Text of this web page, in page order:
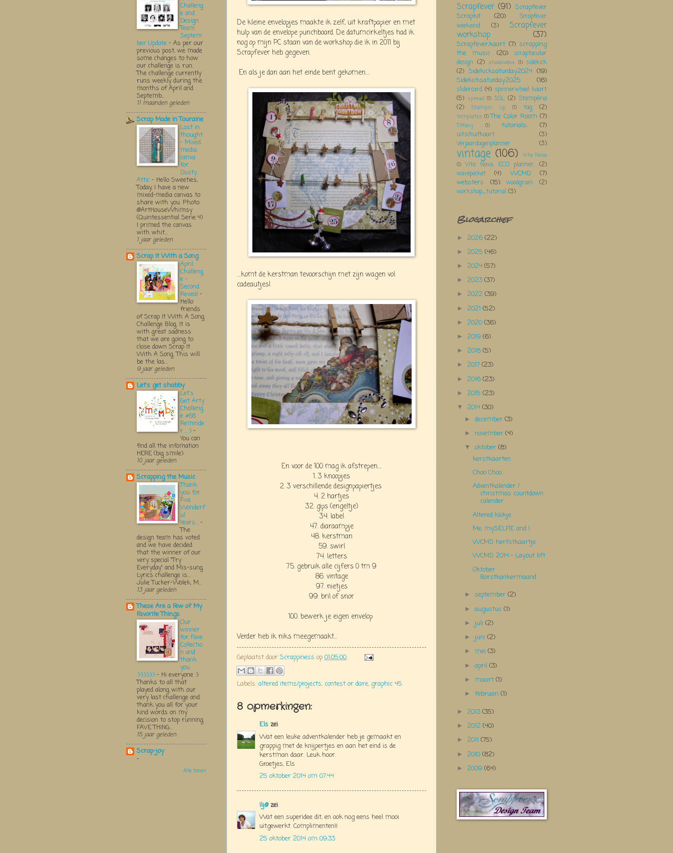
De kleine envelopjes maakte ik zelf, uit kraftpapier en met
hulp van de envelope punchboard. De datumcirkeltjes had ik
nog op mijn PC staan van de workshop die ik in 2011 bij
Scrapfever heb gegeven.
En als je dan aan het einde bent gekomen....
....komt de kerstman tevoorschijn met zijn wagen vol
cadeautjes!
En voor de 100 mag ik afstrepen….
1. 3 knoopjes
2. 3 verschillende designpapiertjes
4. 2 hartjes
32. gips (engeltje)
34. label
47. diaraampje
48. kerstman
59. swirl
74. letters
75. gebruik alle cijfers 0 tm 9
86. vintage
97. nietjes
99. bril of snor
100. bewerk je eigen envelop
Verder heb ik niks meegemaakt...
Geplaatst door Scrappiness op 01:05:00
Labels: altered items/projects, contest or dare, graphic 45
8 opmerkingen:
Els zei
Wat een leuke adventkalender heb je gemaakt en
grappig met de knijpertjes en aan het eind is de
kerstman daar. Leuk hoor.
Groetjes, Els
25 oktober 2014 om 07:44
Ilj@zei
Wat een superidee dit, en ook nog eens heel mooi
uitgewerkt. Complimenten!!
25 oktober 2014 om 09:33
Challeng
e and
Design
Team
Septem
ber Update - As per our
previous post, we made
some changes to how
our challenge is run.
The challenge currently
runs weekly during the
months of April and
Septemb...
11 maanden geleden
Scrap Made in Touraine
Lost in
thought
- Mixed
media
canva
for
Dusty
Attic - Hello Sweeties,
Today, I have a new
mixed-media canvas to
share with you. Photo:
@ArtHouseWhimsy
(Quintessential Serie 4)
I primed the canvas
with whit...
1 jaar geleden
Scrap It With a Song
April
Challeng
e -
Second
Reveal -
Hello
friends
of Scrap It With A Song
Challenge Blog. It is
with great sadness
that we are going to
close down Scrap It
With A Song. This will
be the las...
9 jaar geleden
Let's get shabby
Let's
Get Arty
Challeng
e #68
Reminde
r.....:) -
You can
find all the infomation
HERE (big smile)
10 jaar geleden
Scrapping the Music
Thank
you for
Five
Wonderf
ul
Years... -
The
design team has voted
and we have decided
that the winner of our
very special "Try
Everyday" and Mis-sung
Lyrics challenge is...
Julie Tucker-Wolek, M...
13 jaar geleden
These Are a Few of My
Favorite Things
Our
winner
for Fave
Collectio
n and
thank
you
:):):):):):) - Hi everyone :)
Thanks to all that
played along with our
very last challenge and
thank you all for your
kind words on my
decision to stop running
FAVE THING...
15 jaar geleden
Scrap-joy
-
Alle tonen
Scrapfever (91) Scrapfever
Scrapkit
(20)
Scrapfever
weekeind
(3) Scrapfever
workshop (37)
Scrapfever;kaart (7) scrapping
the music
(20)
scraptacular
design (2) shadowbox (1) sidekick
(2) Sidekicksaturday2024 (19)
Sidekicksaturday2025
(16)
slidercard (4) spinnerwheel kaart
(5) spread (1) SSL (2) Stampéria
(2)
Stampin' Up (1) tag (2)
templates (1) The Color Room (7)
Tiffany (1) tutorials; (7)
uitschuifkaart
(3)
Verjaardagenplanner
(3)
vintage (106)
Vita Nova
(1) Vita Nova; ECD planner; (2)
wavepocket
(4) WCMD
(7)
websters
(15) woodgrain
(2)
workshop_tutorial (3)
Blogarchief
► 2026 (22)
► 2025 (46)
► 2024 (57)
► 2023 (37)
► 2022 (39)
► 2021 (52)
► 2020 (36)
► 2019 (6)
► 2018 (5)
► 2017 (23)
► 2016 (23)
► 2015 (23)
▼ 2014 (30)
►december(3)
►november(4)
▼oktober(8)
kerstkaarten
Choo Choo...
Adventkalender /
christmas countdown
calender
Altered klokje
Me, mySELFIE and I
WCMD herfstkaartje
WCMD 2014 - Layout lift
Oktober
Borstkankermaand
►september(2)
►augustus(1)
► juli(2)
► juni(2)
► mei(3)
►april(3)
► maart(1)
►februari(1)
► 2013 (35)
► 2012 (40)
► 2011 (75)
► 2010 (82)
► 2009 (64)